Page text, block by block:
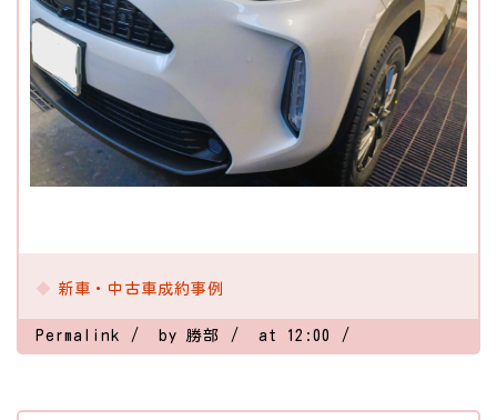
新車・中古車成約事例
Permalink by 勝部 at 12:00